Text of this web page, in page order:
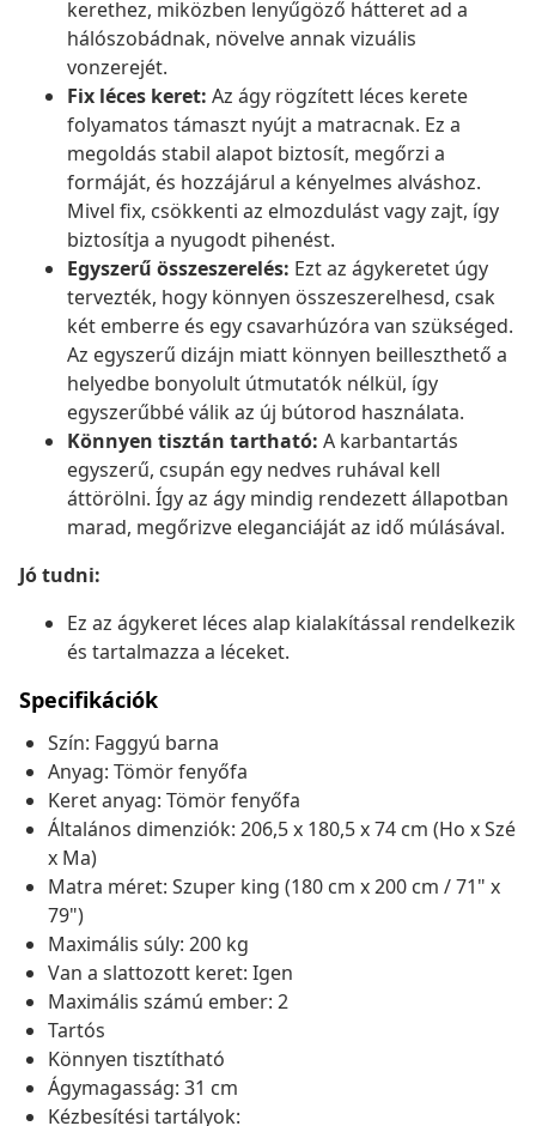
kerethez, miközben lenyűgöző hátteret ad a
hálószobádnak, növelve annak vizuális
vonzerejét.
Fix léces keret: Az ágy rögzített léces kerete
folyamatos támaszt nyújt a matracnak. Ez a
megoldás stabil alapot biztosít, megőrzi a
formáját, és hozzájárul a kényelmes alváshoz.
Mivel fix, csökkenti az elmozdulást vagy zajt, így
biztosítja a nyugodt pihenést.
Egyszerű összeszerelés: Ezt az ágykeretet úgy
tervezték, hogy könnyen összeszerelhesd, csak
két emberre és egy csavarhúzóra van szükséged.
Az egyszerű dizájn miatt könnyen beilleszthető a
helyedbe bonyolult útmutatók nélkül, így
egyszerűbbé válik az új bútorod használata.
Könnyen tisztán tartható: A karbantartás
egyszerű, csupán egy nedves ruhával kell
áttörölni. Így az ágy mindig rendezett állapotban
marad, megőrizve eleganciáját az idő múlásával.
Jó tudni:
Ez az ágykeret léces alap kialakítással rendelkezik
és tartalmazza a léceket.
Specifikációk
Szín: Faggyú barna
Anyag: Tömör fenyőfa
Keret anyag: Tömör fenyőfa
Általános dimenziók: 206,5 x 180,5 x 74 cm (Ho x Szé
x Ma)
Matra méret: Szuper king (180 cm x 200 cm / 71" x
79")
Maximális súly: 200 kg
Van a slattozott keret: Igen
Maximális számú ember: 2
Tartós
Könnyen tisztítható
Ágymagasság: 31 cm
Kézbesítési tartályok: